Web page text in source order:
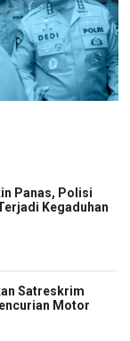
Panas, Polisi
Kegaduhan
Satreskrim
Motor